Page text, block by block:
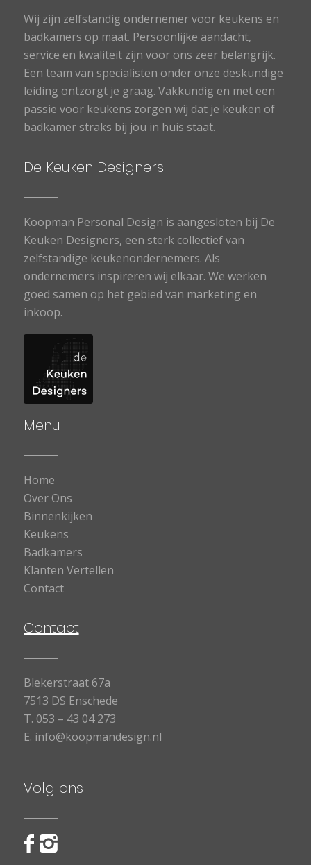
Wij zijn zelfstandig ondernemer voor keukens en
badkamers op maat. Persoonlijke aandacht,
service en kwaliteit zijn voor ons zeer belangrijk.
Een team van specialisten onder onze deskundige
leiding ontzorgt je graag. Vakkundig en met een
passie voor keukens zorgen wij dat je keuken of
badkamer straks bij jou in huis staat.
De Keuken Designers
Koopman Personal Design is aangesloten bij De
Keuken Designers, een sterk collectief van
zelfstandige keukenondernemers. Als
ondernemers inspireren wij elkaar. We werken
goed samen op het gebied van marketing en
inkoop.
Menu
Home
Over Ons
Binnenkijken
Keukens
Badkamers
Klanten Vertellen
Contact
Contact
Blekerstraat 67a
7513 DS Enschede
T. 053 – 43 04 273
E. info@koopmandesign.nl
Volg ons